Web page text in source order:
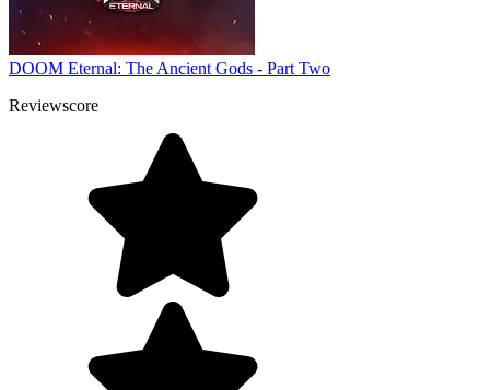
DOOM Eternal: The Ancient Gods - Part Two
Reviewscore